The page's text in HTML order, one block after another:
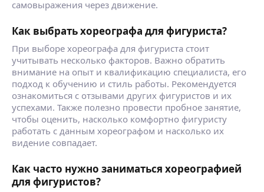
самовыражения через движение.
Как выбрать хореографа для фигуриста?
При выборе хореографа для фигуриста стоит
учитывать несколько факторов. Важно обратить
внимание на опыт и квалификацию специалиста, его
подход к обучению и стиль работы. Рекомендуется
ознакомиться с отзывами других фигуристов и их
успехами. Также полезно провести пробное занятие,
чтобы оценить, насколько комфортно фигуристу
работать с данным хореографом и насколько их
видение совпадает.
Как часто нужно заниматься хореографией
для фигуристов?